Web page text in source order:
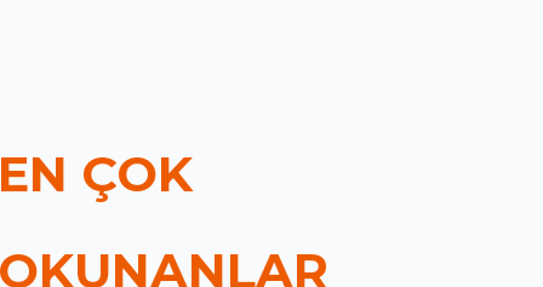
EN ÇOK
OKUNANLAR